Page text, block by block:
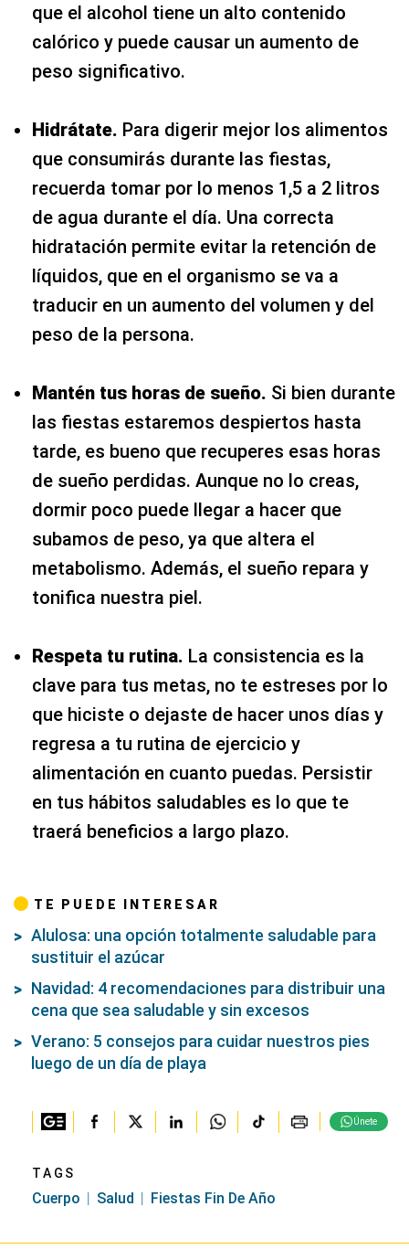
que el alcohol tiene un alto contenido
calórico y puede causar un aumento de
peso significativo.
Hidrátate. Para digerir mejor los alimentos
que consumirás durante las fiestas,
recuerda tomar por lo menos 1,5 a 2 litros
de agua durante el día. Una correcta
hidratación permite evitar la retención de
líquidos, que en el organismo se va a
traducir en un aumento del volumen y del
peso de la persona.
Mantén tus horas de sueño. Si bien durante
las fiestas estaremos despiertos hasta
tarde, es bueno que recuperes esas horas
de sueño perdidas. Aunque no lo creas,
dormir poco puede llegar a hacer que
subamos de peso, ya que altera el
metabolismo. Además, el sueño repara y
tonifica nuestra piel.
Respeta tu rutina. La consistencia es la
clave para tus metas, no te estreses por lo
que hiciste o dejaste de hacer unos días y
regresa a tu rutina de ejercicio y
alimentación en cuanto puedas. Persistir
en tus hábitos saludables es lo que te
traerá beneficios a largo plazo.
TE PUEDE INTERESAR
Alulosa: una opción totalmente saludable para
sustituir el azúcar
Navidad: 4 recomendaciones para distribuir una
cena que sea saludable y sin excesos
Verano: 5 consejos para cuidar nuestros pies
luego de un día de playa
Únete
TAGS
Cuerpo Salud Fiestas Fin De Año